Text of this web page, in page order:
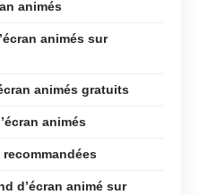
animés
animés sur
animés gratuits
animés
d’écran animé sur